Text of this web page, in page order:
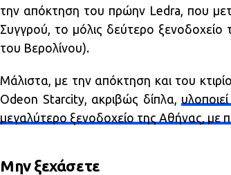
την απόκτηση του πρώην Ledra, που
Συγγρού, το μόλις δεύτερο
του Βερολίνου).
Μάλιστα, με την απόκτηση και του
Odeon Starcity, ακριβώς δίπλα,
μεγαλύτερο ξενοδοχείο της Αθήνας, με
Μην ξεχάσετε